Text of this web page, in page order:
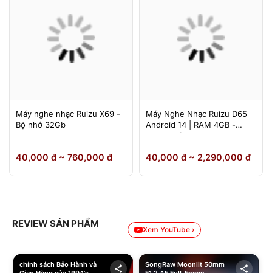
Máy nghe nhạc Ruizu X69 -
Bộ nhớ 32Gb
40,000 đ ~ 760,000 đ
Máy Nghe Nhạc Ruizu D65
Android 14 | RAM 4GB -
64GB Chính Hãng
40,000 đ ~ 2,290,000 đ
REVIEW SẢN PHẨM
Xem YouTube ›
chính sách Bảo Hành và
SongRaw Moonlit 50mm